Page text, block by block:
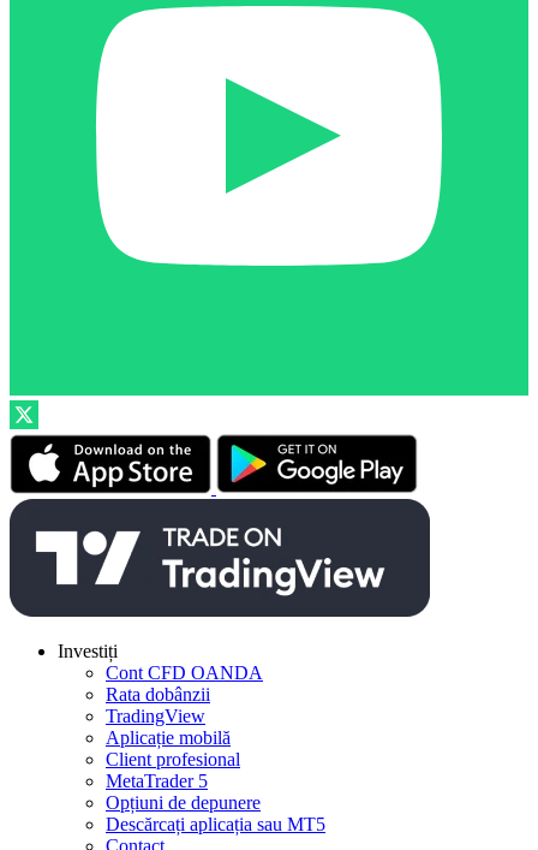
Investiți
Cont CFD OANDA
Rata dobânzii
TradingView
Aplicație mobilă
Client profesional
MetaTrader 5
Opțiuni de depunere
Descărcați aplicația sau MT5